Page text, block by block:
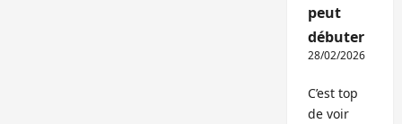
peut
débuter
28/02/2026
C’est top
de voir